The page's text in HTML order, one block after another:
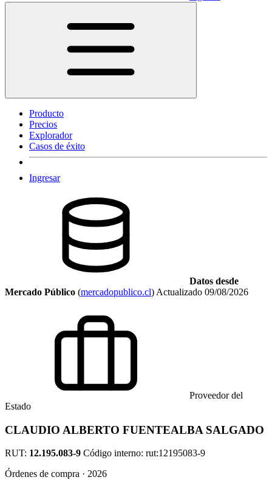
Producto
Precios
Explorador
Casos de éxito
Ingresar
Datos desde
Mercado Público (mercadopublico.cl) Actualizado 09/08/2026
Proveedor del
Estado
CLAUDIO ALBERTO FUENTEALBA SALGADO
RUT: 12.195.083-9 Código interno: rut:12195083-9
Órdenes de compra · 2026